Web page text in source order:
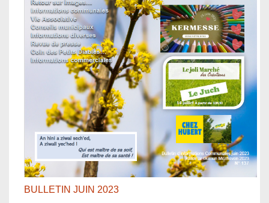
BULLETIN JUIN 2023